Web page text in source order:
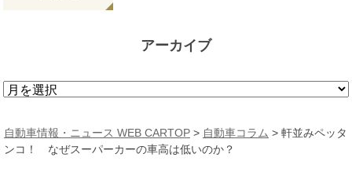
アーカイブ
ア
カ
イ
自動車情報・ニュース WEB CARTOP > 自動車コラム > 軒並みペッタ
ンコ！ なぜスーパーカーの車高は低いのか？